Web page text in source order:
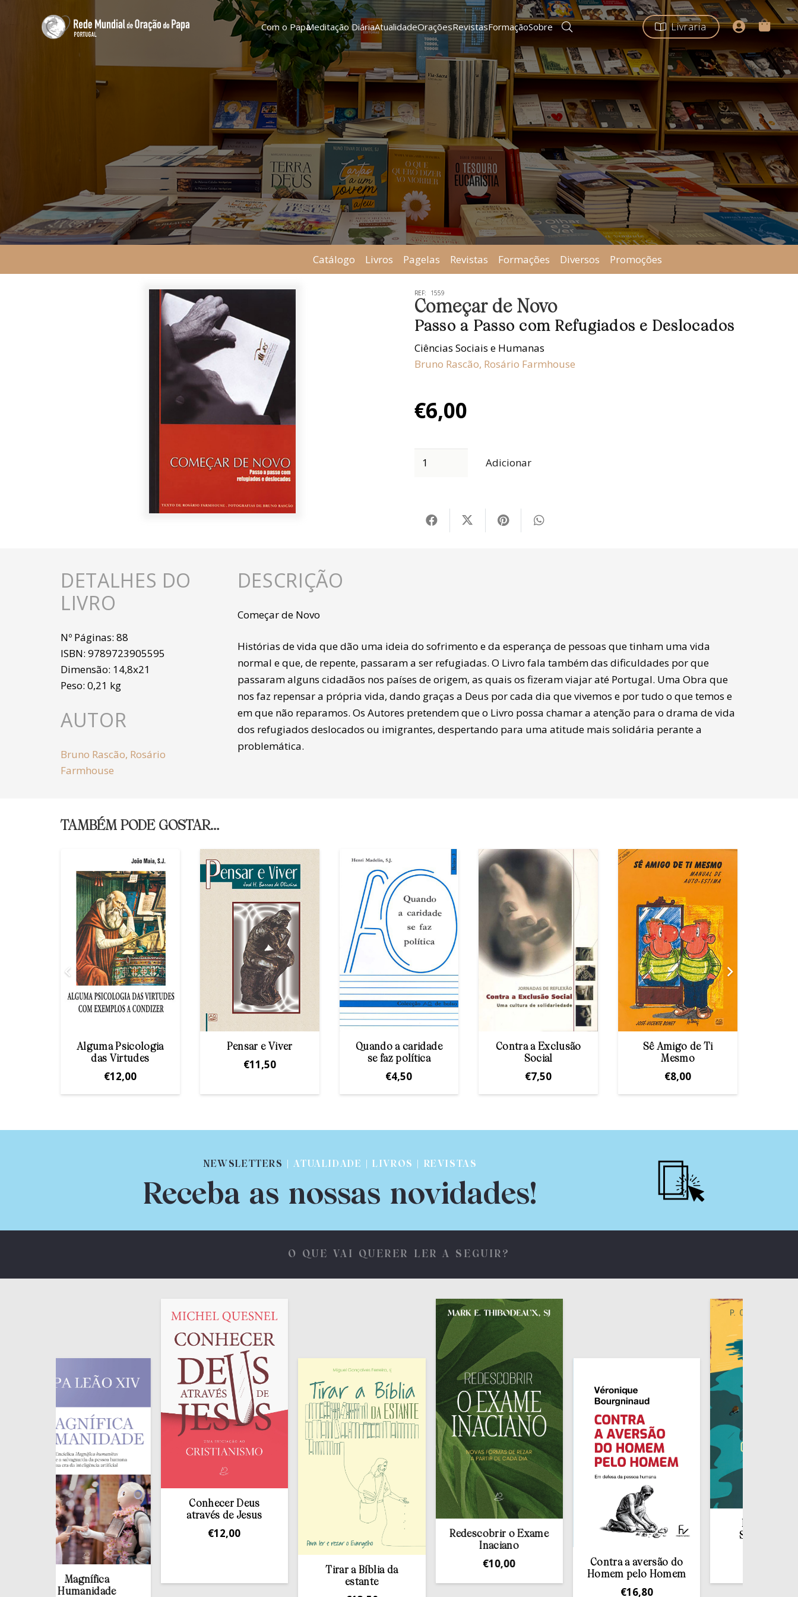
Com o PapaMeditação DiáriaAtualidadeOraçõesRevistasFormaçãoSobre Livraria
Catálogo Livros Pagelas Revistas Formações Diversos Promoções
REF: 1559
Começar de Novo
Passo a Passo com Refugiados e Deslocados
Ciências Sociais e Humanas
Bruno Rascão, Rosário Farmhouse
€6,00
Adicionar
DETALHES DO
LIVRO
Nº Páginas: 88
ISBN: 9789723905595
Dimensão: 14,8x21
Peso: 0,21 kg
AUTOR
Bruno Rascão, Rosário
Farmhouse
DESCRIÇÃO
Começar de Novo
Histórias de vida que dão uma ideia do sofrimento e da esperança de pessoas que tinham uma vida
normal e que, de repente, passaram a ser refugiadas. O Livro fala também das dificuldades por que
passaram alguns cidadãos nos países de origem, as quais os fizeram viajar até Portugal. Uma Obra que
nos faz repensar a própria vida, dando graças a Deus por cada dia que vivemos e por tudo o que temos e
em que não reparamos. Os Autores pretendem que o Livro possa chamar a atenção para o drama de vida
dos refugiados deslocados ou imigrantes, despertando para uma atitude mais solidária perante a
problemática.
TAMBÉM PODE GOSTAR…
Alguma Psicologia
das Virtudes
€12,00
Pensar e Viver
€11,50
Quando a caridade
se faz política
€4,50
Contra a Exclusão
Social
€7,50
Sê Amigo de Ti
Mesmo
€8,00
NEWSLETTERS | ATUALIDADE | LIVROS | REVISTAS
Receba as nossas novidades!
O QUE VAI QUERER LER A SEGUIR?
Magnífica
Humanidade
Conhecer Deus
através de Jesus
Tirar a Bíblia da
Redescobrir o Exame
Contra a aversão do
Homem pelo Homem
Redescobrir o
Sacramento da